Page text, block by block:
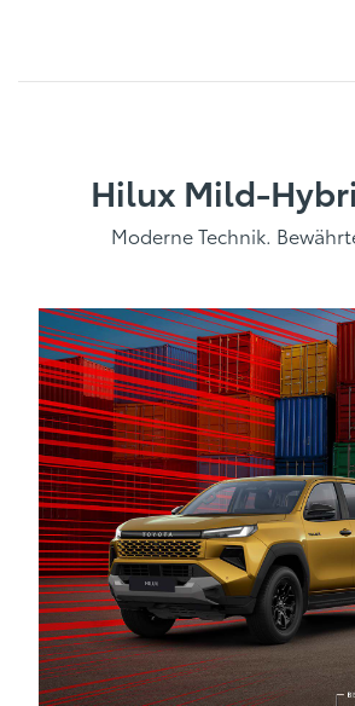
Hilux Mild-
Moderne Technik.